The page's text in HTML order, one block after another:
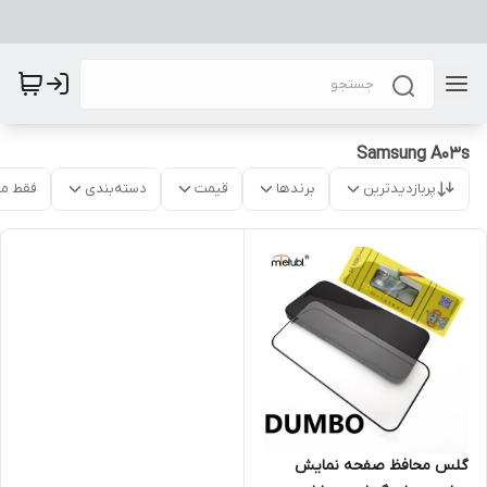
Samsung A03s
پربازدیدترین برندها قیمت دسته‌بندی فقط
گلس محافظ صفحه نمایش